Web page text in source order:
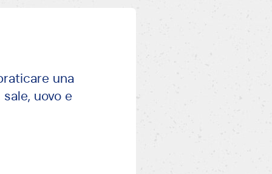
una
uovo e